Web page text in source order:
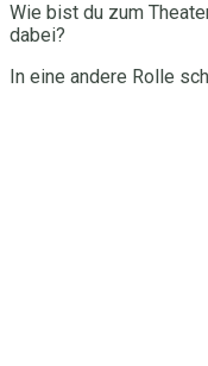
Wie bist du zum
dabei?
In eine andere Rolle